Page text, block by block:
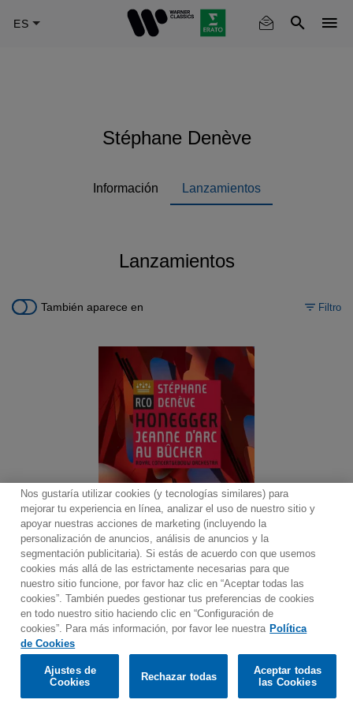
Stéphane Denève
Información Lanzamientos
Lanzamientos
También aparece en Filtro
Contacto Boletin informativo
Términos de Uso
Política de Privacidad
Mapa web
Política de cookies
Ajustes de Cookies
© 2025 Parlophone Records Limited. All rights reserved.
Would you prefer to visit our website in English?
Confirm
Nos gustaría utilizar cookies (y tecnologías similares) para
mejorar tu experiencia en línea, analizar el uso de nuestro sitio y
apoyar nuestras acciones de marketing (incluyendo la
personalización de anuncios, análisis de anuncios y la
segmentación publicitaria). Si estás de acuerdo con que usemos
cookies más allá de las estrictamente necesarias para que
nuestro sitio funcione, por favor haz clic en “Aceptar todas las
cookies”. También puedes gestionar tus preferencias de cookies
en todo nuestro sitio haciendo clic en “Configuración de
cookies”. Para más información, por favor lee nuestra Política
de Cookies
Ajustes de
Cookies
Rechazar todas
Aceptar todas
las Cookies